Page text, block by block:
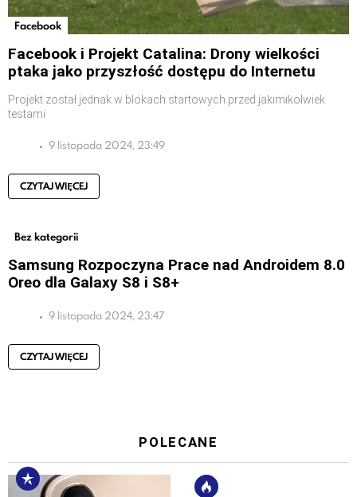
Facebook
Facebook i Projekt Catalina: Drony wielkości
ptaka jako przyszłość dostępu do Internetu
Projekt został jednak w blokach startowych przed jakimikolwiek
testami
9 listopada 2024, 23:49
CZYTAJ WIĘCEJ
Bez kategorii
Samsung Rozpoczyna Prace nad Androidem 8.0
Oreo dla Galaxy S8 i S8+
9 listopada 2024, 23:47
CZYTAJ WIĘCEJ
POLECANE